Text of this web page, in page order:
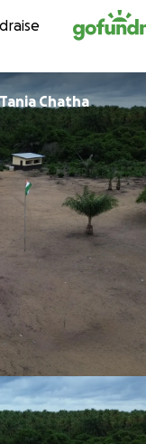
Tania Chatha